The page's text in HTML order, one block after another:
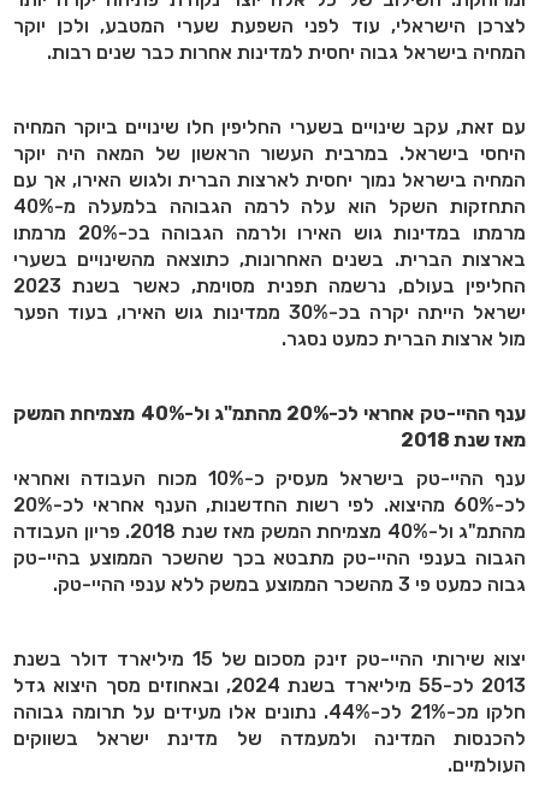
לצרכן הישראלי, עוד לפני השפעת שערי המטבע, ולכן יוקר
המחיה בישראל גבוה יחסית למדינות אחרות כבר שנים רבות.
עם זאת, עקב שינויים בשערי החליפין חלו שינויים ביוקר המחיה
היחסי בישראל. במרבית העשור הראשון של המאה היה יוקר
המחיה בישראל נמוך יחסית לארצות הברית ולגוש האירו, אך עם
התחזקות השקל הוא עלה לרמה הגבוהה בלמעלה מ-40%
מרמתו במדינות גוש האירו ולרמה הגבוהה בכ-20% מרמתו
בארצות הברית. בשנים האחרונות, כתוצאה מהשינויים בשערי
החליפין בעולם, נרשמה תפנית מסוימת, כאשר בשנת 2023
ישראל הייתה יקרה בכ-30% ממדינות גוש האירו, בעוד הפער
מול ארצות הברית כמעט נסגר.
ענף ההיי-טק אחראי לכ-20% מהתמ"ג ול-40% מצמיחת המשק
מאז שנת 2018
ענף ההיי-טק בישראל מעסיק כ-10% מכוח העבודה ואחראי
לכ-60% מהיצוא. לפי רשות החדשנות, הענף אחראי לכ-20%
מהתמ"ג ול-40% מצמיחת המשק מאז שנת 2018. פריון העבודה
הגבוה בענפי ההיי-טק מתבטא בכך שהשכר הממוצע בהיי-טק
גבוה כמעט פי 3 מהשכר הממוצע במשק ללא ענפי ההיי-טק.
יצוא שירותי ההיי-טק זינק מסכום של 15 מיליארד דולר בשנת
2013 לכ-55 מיליארד בשנת 2024, ובאחוזים מסך היצוא גדל
חלקו מכ-21% לכ-44%. נתונים אלו מעידים על תרומה גבוהה
להכנסות המדינה ולמעמדה של מדינת ישראל בשווקים
העולמיים.